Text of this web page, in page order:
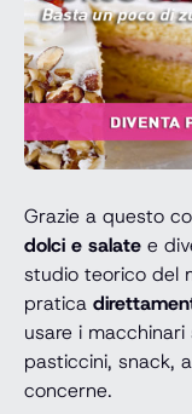
Grazie a questo
dolci e salate e
studio teorico del
pratica
usare i
pasticcini, snack,
concerne.